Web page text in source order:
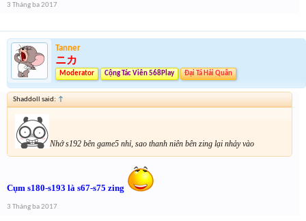
3 Tháng ba 2017
Tanner
ニカ
Moderator Cộng Tác Viên 568Play Đại Tá Hải Quân
Shaddoll said: ↑
Nhớ s192 bên game5 nhỉ, sao thanh niên bên zing lại nhảy vào
Cụm s180-s193 là s67-s75 zing
3 Tháng ba 2017